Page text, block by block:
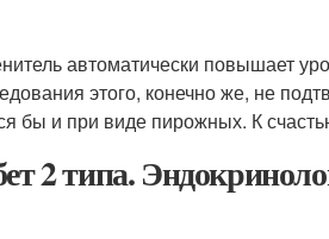
автоматически повышает
этого, конечно же, не
бы и при виде пирожных. К
2 типа.